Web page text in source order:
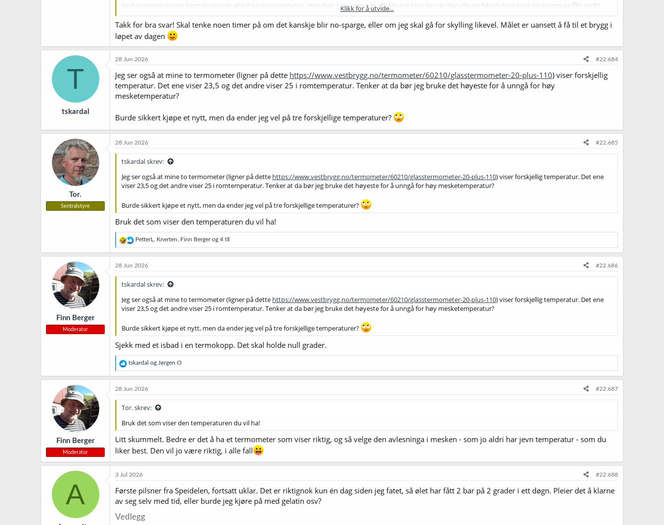
Jeg har mange ganger kjørt no-sparge, enkel og grei bryggedag, men man taper noen % effektivitet.Hvis jeg var deg ville jeg faktisk bare kjørt no-sparge og fått en litt
Klikk for å utvide...
Takk for bra svar! Skal tenke noen timer på om det kanskje blir no-sparge, eller om jeg skal gå for skylling likevel. Målet er uansett å få til et brygg i
løpet av dagen
T
tskardal
28 Jun 2026 #22.684
Jeg ser også at mine to termometer (ligner på dette https://www.vestbrygg.no/termometer/60210/glasstermometer-20-plus-110) viser forskjellig
temperatur. Det ene viser 23,5 og det andre viser 25 i romtemperatur. Tenker at da bør jeg bruke det høyeste for å unngå for høy
mesketemperatur?
Burde sikkert kjøpe et nytt, men da ender jeg vel på tre forskjellige temperaturer?
Tor.
Sentralstyre
28 Jun 2026 #22.685
tskardal skrev:
Jeg ser også at mine to termometer (ligner på dette https://www.vestbrygg.no/termometer/60210/glasstermometer-20-plus-110) viser forskjellig temperatur. Det ene
viser 23,5 og det andre viser 25 i romtemperatur. Tenker at da bør jeg bruke det høyeste for å unngå for høy mesketemperatur?
Burde sikkert kjøpe et nytt, men da ender jeg vel på tre forskjellige temperaturer?
Bruk det som viser den temperaturen du vil ha!
R
e
a
k
j
o
e
r
PetterL Knerten Finn Bergerog 4 til
Finn Berger
Moderator
28 Jun 2026 #22.686
tskardal skrev:
Jeg ser også at mine to termometer (ligner på dette https://www.vestbrygg.no/termometer/60210/glasstermometer-20-plus-110) viser forskjellig temperatur. Det ene
viser 23,5 og det andre viser 25 i romtemperatur. Tenker at da bør jeg bruke det høyeste for å unngå for høy mesketemperatur?
Burde sikkert kjøpe et nytt, men da ender jeg vel på tre forskjellige temperaturer?
Sjekk med et isbad i en termokopp. Det skal holde null grader.
R
e
a
j
o
e
:
tskardal og Jørgen O
Finn Berger
Moderator
28 Jun 2026 #22.687
Tor. skrev:
Bruk det som viser den temperaturen du vil ha!
Litt skummelt. Bedre er det å ha et termometer som viser riktig, og så velge den avlesninga i mesken - som jo aldri har jevn temperatur - som du
liker best. Den vil jo være riktig, i alle fall
A
3 Jul 2026 #22.688
Første pilsner fra Speidelen, fortsatt uklar. Det er riktignok kun én dag siden jeg fatet, så ølet har fått 2 bar på 2 grader i ett døgn. Pleier det å klarne
av seg selv med tid, eller burde jeg kjøre på med gelatin osv?
Vedlegg